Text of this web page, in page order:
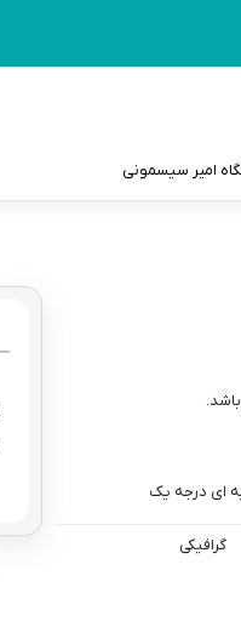
امیر سیسمونی
ای درجه یک
گرافیکی